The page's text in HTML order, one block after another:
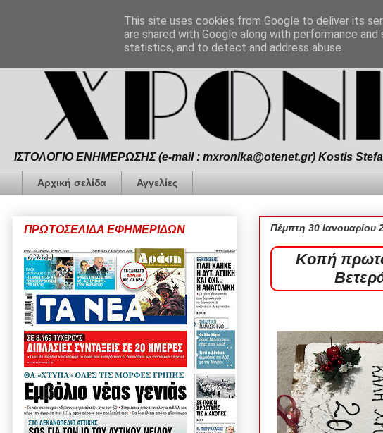
ΙΣΤΟΛΟΓΙΟ ΕΝΗΜΕΡΩΣΗΣ (e-mail : mxronika@otenet.gr) Kostis
Αρχική σελίδα Αγγελίες
Πέμπτη 30 Ιανουαρίου
Κοπή
ΠΡΩΤΟΣΕΛΙΔΑ ΕΦΗΜΕΡΙΔΩΝ
This site uses cookies from Google to deliver its
are shared with Google along with performance
statistics, and to detect and address abuse.